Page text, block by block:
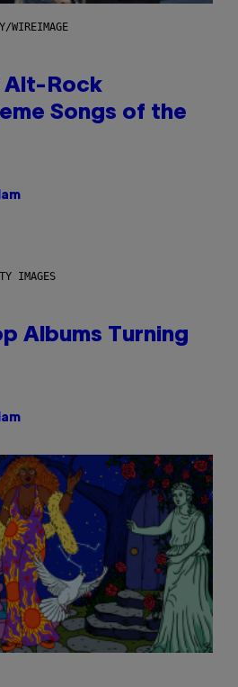
WIREIMAGE
Alt-Rock
Songs of the
IMAGES
Albums Turning